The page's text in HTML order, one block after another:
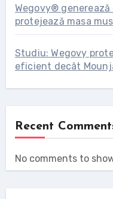
Wegovy® generează
protejează masa
Studiu: Wegovy
eficient decât
Recent
No comments to